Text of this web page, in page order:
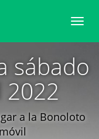
Toggle
sábado
2022
a la Bonoloto